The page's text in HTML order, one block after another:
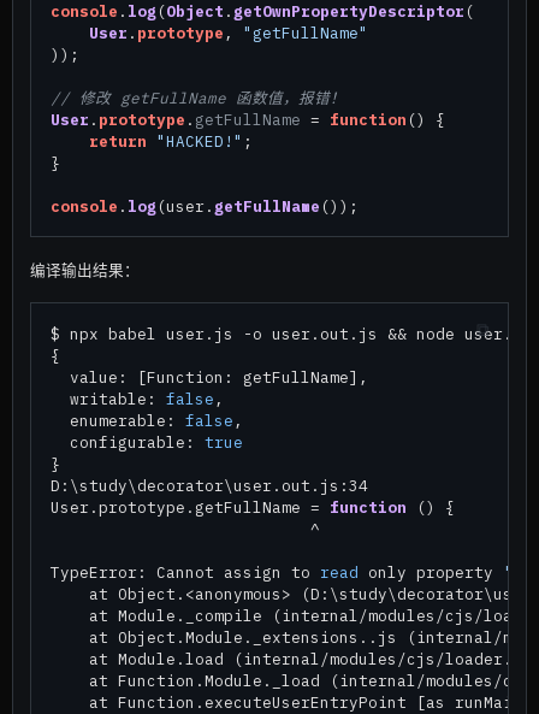
console . log(Object . getOwnPropertyDescriptor (
User . prototype , "getFullName"
));
// 修改 getFullName 函数值，报错！
User . prototype . getFullName = function () {
return
"HACKED!" ;
}
console . log(user. getFullName
编译输出结果：
$ npx babel user.js -o user.out.js && node
{
  value: [Function: getFullName],
  writable:
false ,
  enumerable:
false ,
  configurable:
true
}
D:\study\decorator\user.out.js:34
User.prototype.getFullName = function () {
                           ^
TypeError: Cannot assign to read only property
at Object.<anonymous>
at Module._compile (internal/modules/cjs/
at Object.Module._extensions..js (internal/
at Module.load (internal/modules/cjs/
at Function.Module._load (internal/modules/
at Function.executeUserEntryPoint [as